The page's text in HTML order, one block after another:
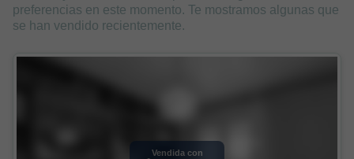
preferencias en este momento. Te mostramos algunas que
se han vendido recientemente.
Vendida con